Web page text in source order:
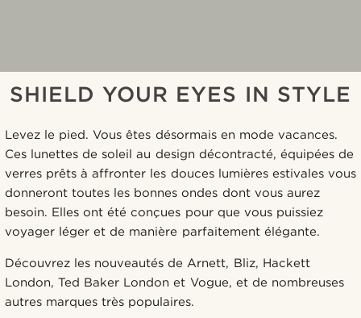
SHIELD YOUR EYES IN STYLE
Levez le pied. Vous êtes désormais en mode vacances.
Ces lunettes de soleil au design décontracté, équipées de
verres prêts à affronter les douces lumières estivales vous
donneront toutes les bonnes ondes dont vous aurez
besoin. Elles ont été conçues pour que vous puissiez
voyager léger et de manière parfaitement élégante.
Découvrez les nouveautés de Arnett, Bliz, Hackett
London, Ted Baker London et Vogue, et de nombreuses
autres marques très populaires.